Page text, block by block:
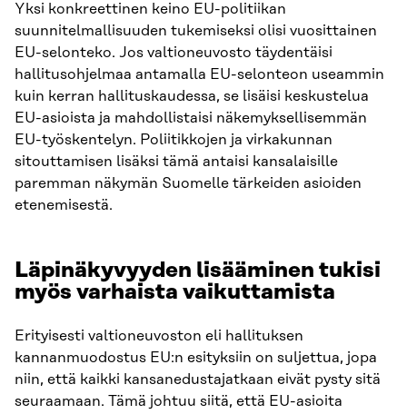
Yksi konkreettinen keino EU-politiikan
suunnitelmallisuuden tukemiseksi olisi vuosittainen
EU-selonteko. Jos valtioneuvosto täydentäisi
hallitusohjelmaa antamalla EU-selonteon useammin
kuin kerran hallituskaudessa, se lisäisi keskustelua
EU-asioista ja mahdollistaisi näkemyksellisemmän
EU-työskentelyn. Poliitikkojen ja virkakunnan
sitouttamisen lisäksi tämä antaisi kansalaisille
paremman näkymän Suomelle tärkeiden asioiden
etenemisestä.
Läpinäkyvyyden lisääminen tukisi
myös varhaista vaikuttamista
Erityisesti valtioneuvoston eli hallituksen
kannanmuodostus EU:n esityksiin on suljettua, jopa
niin, että kaikki kansanedustajatkaan eivät pysty sitä
seuraamaan. Tämä johtuu siitä, että EU-asioita